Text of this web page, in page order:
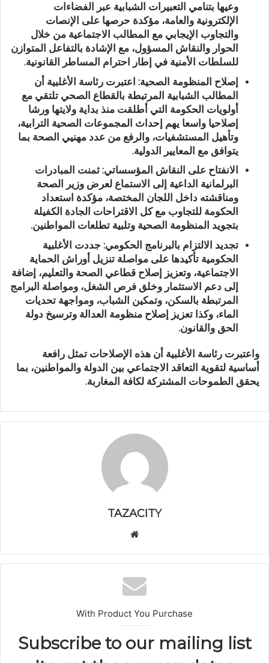
وعيها بتنامي التعبيرات الشبابية عبر الفضاءات
الإلكترونية والعامة، مؤكدة حرصها على الإنصات
والتجاوب الإيجابي مع المطالب الاجتماعية من خلال
الحوار والنقاش المسؤول، مع الإشادة بالتفاعل المتوازن
للسلطات الأمنية في إطار احترام المساطر القانونية.
إصلاح المنظومة الصحية: اعتبرت رئاسة الأغلبية أن
المطالب الشبابية المرتبطة بالقطاع الصحي تلتقي مع
أولويات الحكومة التي أطلقت منذ بداية ولايتها ورشا
إصلاحيا واسعا يهم إحداث المجموعات الصحية الترابية،
وتأهيل المستشفيات، والرفع من عدد مهنيي الصحة بما
يتوافق مع المعايير الدولية.
الانفتاح على النقاش المؤسساتي: ثمنت المبادرات
البرلمانية الداعية إلى الاستماع لعرض وزير الصحة
ومناقشته داخل اللجان المختصة، مؤكدة استعداد
الحكومة للتجاوب مع كل الاقتراحات الجادة الكفيلة
بتجويد المنظومة الصحية وتلبية تطلعات المواطنين.
تجديد الالتزام بالبرنامج الحكومي: جددت الأغلبية
الحكومية تأكيدها على مواصلة تنزيل أوراش الحماية
الاجتماعية، وتعزيز إصلاح قطاعي الصحة والتعليم، إضافة
إلى دعم الاستثمار وخلق فرص الشغل، ومواصلة البرامج
المرتبطة بالسكن، وتمكين الشباب، ومواجهة تحديات
الماء، وكذا تعزيز إصلاح منظومة العدالة وترسيخ دولة
الحق والقانون.
واعتبرت رئاسة الأغلبية أن هذه الإصلاحات تمثل رافعة
أساسية لتقوية التعاقد الاجتماعي بين الدولة والمواطنين، بما
يحقق الطموحات المشتركة لكافة المغاربة.
TAZACITY
الوي
ب
With Product You Purchase
Subscribe to our mailing list